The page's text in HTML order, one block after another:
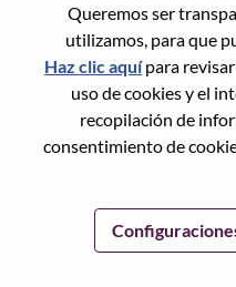
Queremos ser
utilizamos, para que
Haz clic aquípara revisar
uso de cookies y el
recopilación de
consentimiento de
do what we say. We own
billion revenue global
of customers every
for All, Lenovo has built on
enabled, AI-ready, and AI-
(server, storage, edge,
solutions, and
a more equitable,
the Hong Kong stock